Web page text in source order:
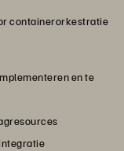
containerorkestratie
en te